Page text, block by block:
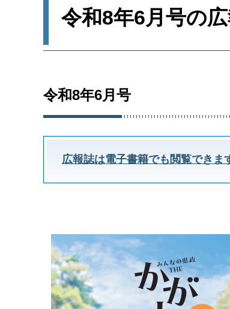
令和8年6月号の
令和8年6月号
広報誌は電子書籍でも閲覧できま